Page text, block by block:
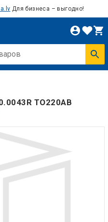
Для бизнеса – выгодно!
TO220AB